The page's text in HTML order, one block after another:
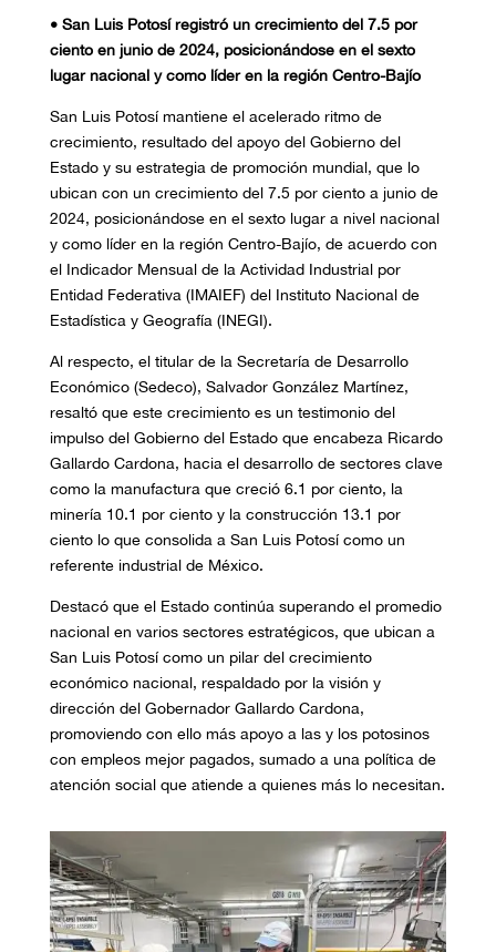
• San Luis Potosí registró un crecimiento del 7.5 por
ciento en junio de 2024, posicionándose en el sexto
lugar nacional y como líder en la región Centro-Bajío
San Luis Potosí mantiene el acelerado ritmo de
crecimiento, resultado del apoyo del Gobierno del
Estado y su estrategia de promoción mundial, que lo
ubican con un crecimiento del 7.5 por ciento a junio de
2024, posicionándose en el sexto lugar a nivel nacional
y como líder en la región Centro-Bajío, de acuerdo con
el Indicador Mensual de la Actividad Industrial por
Entidad Federativa (IMAIEF) del Instituto Nacional de
Estadística y Geografía (INEGI).
Al respecto, el titular de la Secretaría de Desarrollo
Económico (Sedeco), Salvador González Martínez,
resaltó que este crecimiento es un testimonio del
impulso del Gobierno del Estado que encabeza Ricardo
Gallardo Cardona, hacia el desarrollo de sectores clave
como la manufactura que creció 6.1 por ciento, la
minería 10.1 por ciento y la construcción 13.1 por
ciento lo que consolida a San Luis Potosí como un
referente industrial de México.
Destacó que el Estado continúa superando el promedio
nacional en varios sectores estratégicos, que ubican a
San Luis Potosí como un pilar del crecimiento
económico nacional, respaldado por la visión y
dirección del Gobernador Gallardo Cardona,
promoviendo con ello más apoyo a las y los potosinos
con empleos mejor pagados, sumado a una política de
atención social que atiende a quienes más lo necesitan.